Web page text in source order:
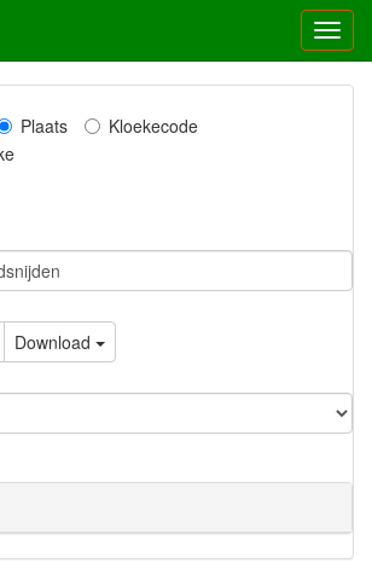
Plaats
Kloekecode
Download